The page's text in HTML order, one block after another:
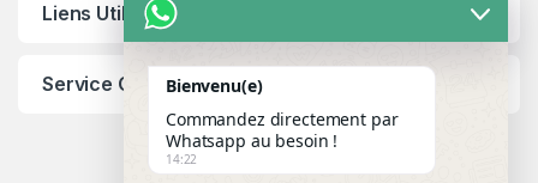
Liens Utiles
Service ClientBienvenu(e)
Commandez directement par
Whatsapp au besoin !
14:22